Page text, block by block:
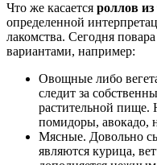
Что же касается роллов
определенной
лакомства. Сегодня
вариантами, например:
Овощные либо
следит за
растительной пище.
помидоры, авокадо,
Мясные. Довольно
являются курица,